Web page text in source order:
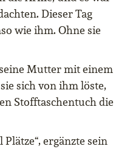
Dieser Tag
wie ihm. Ohne sie
Mutter mit einem
sich von ihm löste,
Stofftaschentuch die
ergänzte sein